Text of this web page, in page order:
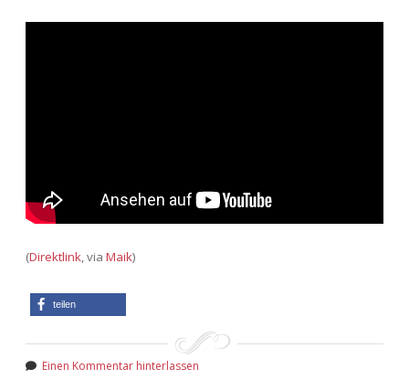
(Direktlink, via Maik)
teilen
Einen Kommentar hinterlassen